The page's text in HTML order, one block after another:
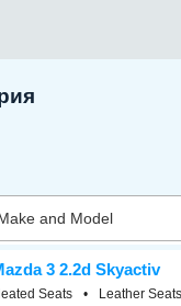
and Model
3 2.2d Skyactiv
Seats •
Leather Seats